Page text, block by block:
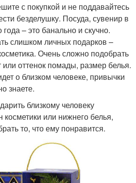
с покупкой и не поддавайтесь
безделушку. Посуда, сувенир в
– это банально и скучно.
слишком личных подарков –
Очень сложно подобрать
оттенок помады, размер белья.
о близком человеке, привычки
знаете.
близкому человеку
косметики или нижнего белья,
то, что ему понравится.